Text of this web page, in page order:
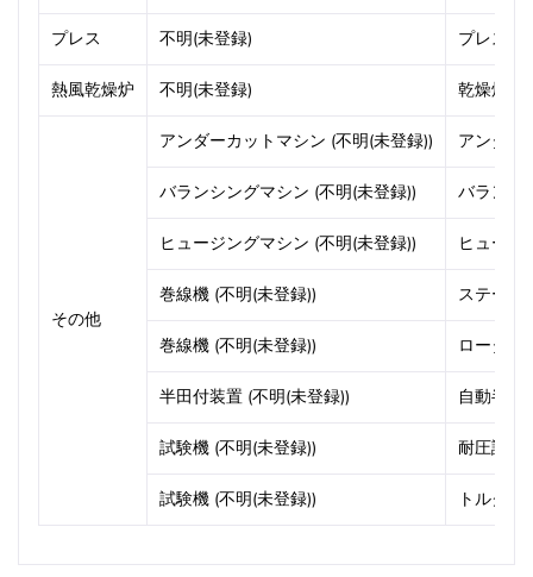
プレス 不明(未登録) プレス
熱風乾燥炉 不明(未登録) 乾燥炉
その他
アンダーカットマシン (不明(未登録)) アンダー
バランシングマシン (不明(未登録)) バランシ
ヒュージングマシン (不明(未登録)) ヒュージ
巻線機 (不明(未登録)) ステータ
巻線機 (不明(未登録)) ロータ巻
半田付装置 (不明(未登録)) 自動半田
試験機 (不明(未登録)) 耐圧試
試験機 (不明(未登録)) トルク